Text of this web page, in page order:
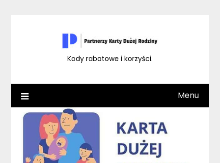
Kody rabatowe i korzyści.
Menu